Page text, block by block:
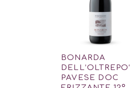
BONARDA
DELL’OLTREPO’
PAVESE DOC